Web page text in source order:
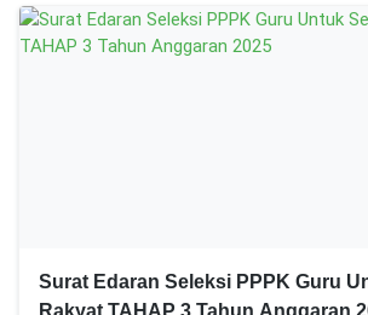
Surat Edaran Seleksi PPPK Guru
Rakyat TAHAP 3 Tahun Anggaran